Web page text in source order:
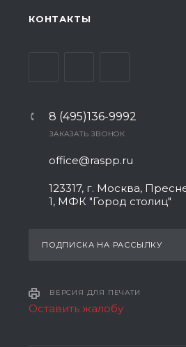
КОНТАКТЫ
8 (495)136-9992
ЗАКАЗАТЬ ЗВОНОК
office@raspp.ru
123317, г. Москва,
1, МФК "Город столиц"
ПОДПИСКА НА РАССЫЛКУ
ВЕРСИЯ ДЛЯ ПЕЧАТИ
Оставить жалобу